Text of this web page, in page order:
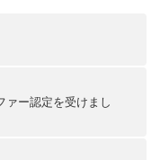
ァー認定を受けまし